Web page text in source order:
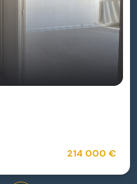
214 000 €